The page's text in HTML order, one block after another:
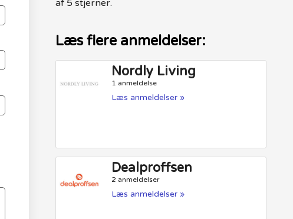
af 5 stjerner.
Læs flere anmeldelser:
Nordly Living
1 anmeldelse
Læs anmeldelser »
Dealproffsen
2 anmeldelser
Læs anmeldelser »